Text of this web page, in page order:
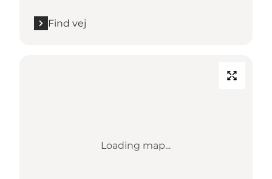
Find vej
Loading map...